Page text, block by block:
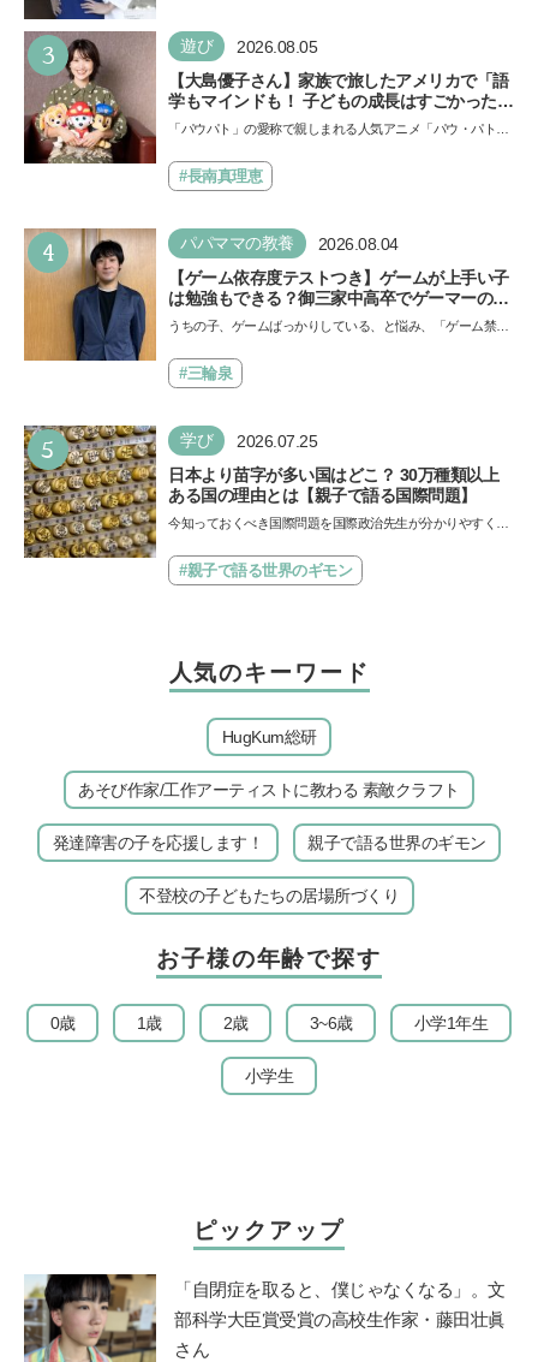
い…
3 遊び 2026.08.05
【大島優子さん】家族で旅したアメリカで「語
学もマインドも！ 子どもの成長はすごかった」
声優をつとめた映画『パウ・パトロール ザ・ダ
できると子どもに知ってほしい
「パウパト」の愛称で親しまれる人気アニメ「パウ・パトロ
ザ…
#長南真理恵
4 パパママの教養 2026.08.04
【ゲーム依存度テストつき】ゲームが上手い子
は勉強もできる？御三家中高卒でゲーマーの医
師・阿部智史さんが教えるゲームしながら受験
うちの子、ゲームばっかりしている、と悩み、「ゲーム禁
も…
#三輪泉
5 学び 2026.07.25
日本より苗字が多い国はどこ？ 30万種類以上
ある国の理由とは【親子で語る国際問題】
今知っておくべき国際問題を国際政治先生が分かりやすく解
類…
#親子で語る世界のギモン
人気のキーワード
HugKum総研
あそび作家/工作アーティストに教わる 素敵クラフト
発達障害の子を応援します！ 親子で語る世界のギモン
不登校の子どもたちの居場所づくり
お子様の年齢で探す
0歳 1歳 2歳 3~6歳 小学1年生
小学生
ピックアップ
「自閉症を取ると、僕じゃなくなる」。文
部科学大臣賞受賞の高校生作家・藤田壮眞
さん